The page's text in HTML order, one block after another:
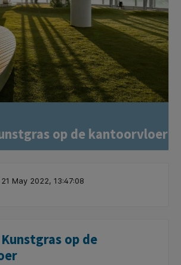
op de kantoorvloer
May 2022, 13:47:08
op de